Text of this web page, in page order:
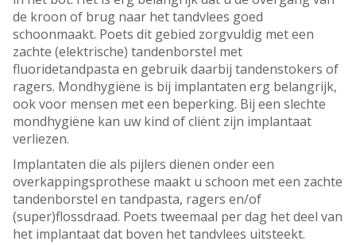
de kroon of brug naar het tandvlees goed
schoonmaakt. Poets dit gebied zorgvuldig met een
zachte (elektrische) tandenborstel met
fluoridetandpasta en gebruik daarbij tandenstokers of
ragers. Mondhygiëne is bij implantaten erg belangrijk,
ook voor mensen met een beperking. Bij een slechte
mondhygiëne kan uw kind of cliënt zijn implantaat
verliezen.
Implantaten die als pijlers dienen onder een
overkappingsprothese maakt u schoon met een zachte
tandenborstel en tandpasta, ragers en/of
(super)flossdraad. Poets tweemaal per dag het deel van
het implantaat dat boven het tandvlees uitsteekt.